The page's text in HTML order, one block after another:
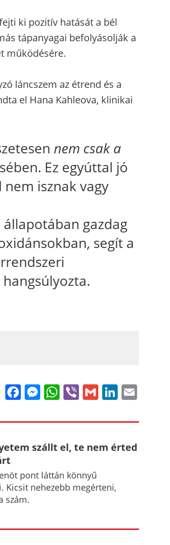
ki pozitív hatását a bél
tápanyagai befolyásolják a
működésére.
láncszem az étrend és a
el Hana Kahleova, klinikai
nem csak a
Ez egyúttal jó
isznak vagy
gazdag
segít a
Facebook
Messenger
WhatsApp
ViberGmailLinkedIn
Email
szállt el, te nem érted
pont láttán könnyű
Kicsit nehezebb megérteni,
szám.